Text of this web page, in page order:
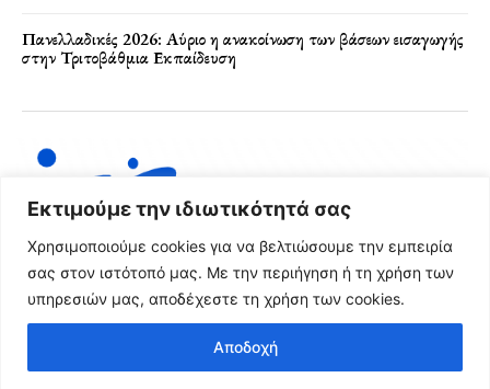
Εκτιμούμε την ιδιωτικότητά σας
Χρησιμοποιούμε cookies για να βελτιώσουμε την εμπειρία
σας στον ιστότοπό μας. Με την περιήγηση ή τη χρήση των
υπηρεσιών μας, αποδέχεστε τη χρήση των cookies.
Αποδοχή
Πανελλαδικές 2026: Αύριο η ανακοίνωση των βάσεων εισαγωγής
στην Τριτοβάθμια Εκπαίδευση
Όροι Χρήσης & Πολιτική Απορρήτου
© 2024 FRG News Copyright - Created by NEXT Digital